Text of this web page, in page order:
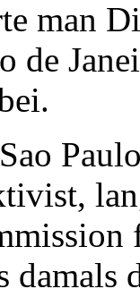
man
de